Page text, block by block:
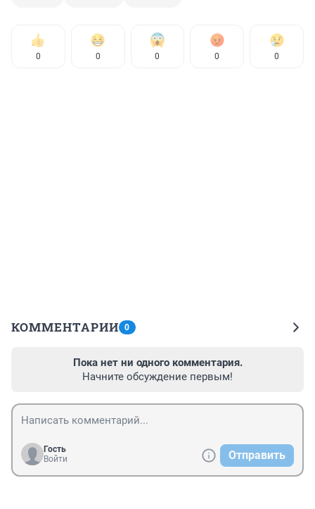
0 0 0 0 0
КОММЕНТАРИИ 0
Пока нет ни одного комментария.
Начните обсуждение первым!
Гость
Войти
Отправить